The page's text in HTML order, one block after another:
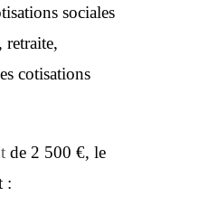
sociales
retraite,
cotisations
de 2 500 €, le
: